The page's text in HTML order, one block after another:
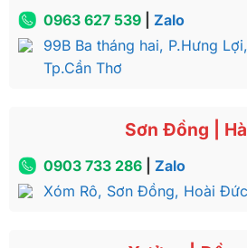
0963 627 539| Zalo
99B Ba tháng hai, P.Hưng
Tp.Cần Thơ
Sơn Đồng |
0903 733 286| Zalo
Xóm Rô, Sơn Đồng, Hoài